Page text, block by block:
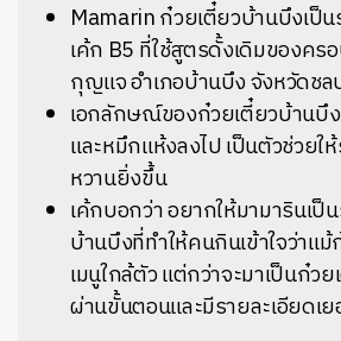
Mamarin ก๋วยเตี๋ยวบ้านบึงเป็
เค้ก B5 ที่ใช้สูตรดั้งเดิมของค
กุญแจ อำเภอบ้านบึง จังหวัดชล
เอกลักษณ์ของก๋วยเตี๋ยวบ้านบึ
และหมึกแห้งลงไป เป็นตัวช่วยใ
หวานยิ่งขึ้น
เค้กบอกว่า อยากให้มามารินเป็
บ้านบึงที่ทำให้คนกินเข้าใจว่าแม้
เมนูใกล้ตัว แต่กว่าจะมาเป็นก๋ว
ผ่านขั้นตอนและมีรายละเอียดเ